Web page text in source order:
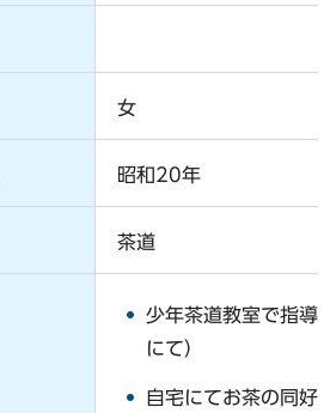
女
昭和20年
茶道
少年茶道教室で指導
にて）
自宅にてお茶の同好